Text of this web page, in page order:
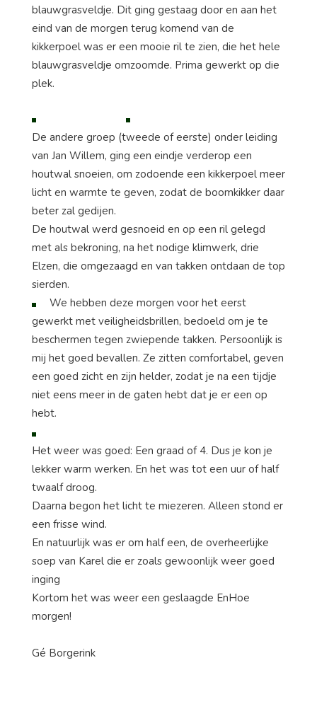
blauwgrasveldje. Dit ging gestaag door en aan het
eind van de morgen terug komend van de
kikkerpoel was er een mooie ril te zien, die het hele
blauwgrasveldje omzoomde. Prima gewerkt op die
plek.
De andere groep (tweede of eerste) onder leiding
van Jan Willem, ging een eindje verderop een
houtwal snoeien, om zodoende een kikkerpoel meer
licht en warmte te geven, zodat de boomkikker daar
beter zal gedijen.
De houtwal werd gesnoeid en op een ril gelegd
met als bekroning, na het nodige klimwerk, drie
Elzen, die omgezaagd en van takken ontdaan de top
sierden.
We hebben deze morgen voor het eerst
gewerkt met veiligheidsbrillen, bedoeld om je te
beschermen tegen zwiepende takken. Persoonlijk is
mij het goed bevallen. Ze zitten comfortabel, geven
een goed zicht en zijn helder, zodat je na een tijdje
niet eens meer in de gaten hebt dat je er een op
hebt.
Het weer was goed: Een graad of 4. Dus je kon je
lekker warm werken. En het was tot een uur of half
twaalf droog.
Daarna begon het licht te miezeren. Alleen stond er
een frisse wind.
En natuurlijk was er om half een, de overheerlijke
soep van Karel die er zoals gewoonlijk weer goed
inging
Kortom het was weer een geslaagde EnHoe
morgen!
Gé Borgerink